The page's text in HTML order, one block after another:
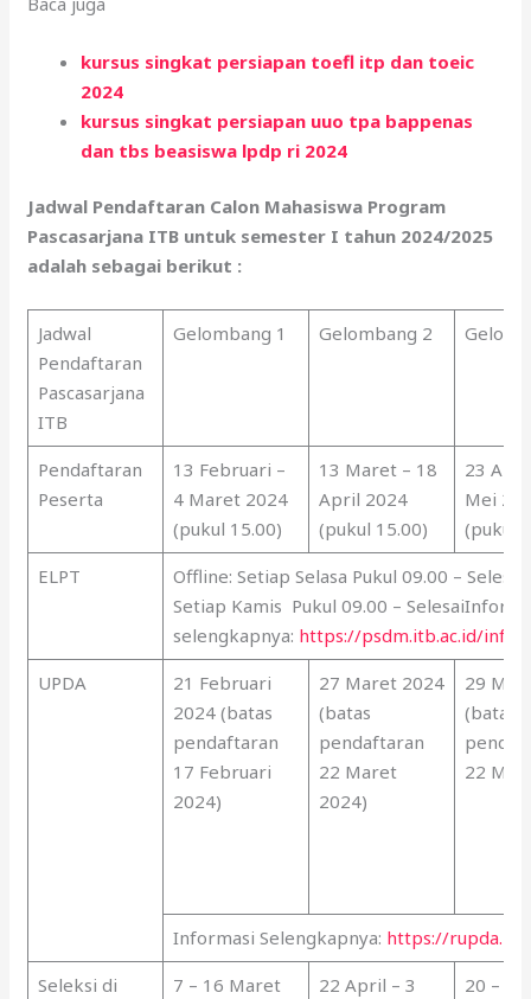
kursus singkat persiapan toefl itp dan toeic
2024
kursus singkat persiapan uuo tpa bappenas
dan tbs beasiswa lpdp ri 2024
Jadwal Pendaftaran Calon Mahasiswa Program
Pascasarjana ITB untuk semester I tahun 2024/2025
adalah sebagai berikut :
Jadwal
Pendaftaran
Pascasarjana
ITB
Gelombang 1 Gelombang 2
Pendaftaran
Peserta
13 Februari –
4 Maret 2024
(pukul 15.00)
13 Maret – 18
April 2024
(pukul 15.00)
23
Mei
(pukul
ELPT
Offline: Setiap Selasa Pukul 09.00 –
Setiap Kamis Pukul 09.00 –
selengkapnya: https://psdm.itb.ac.id/
UPDA
21 Februari
2024 (batas
pendaftaran
17 Februari
2024)
27 Maret 2024
(batas
pendaftaran
22 Maret
2024)
29 Mei
(batas
22 Mei
Informasi Selengkapnya: https://
Seleksi di
7 – 16 Maret
22 April – 3
20 –